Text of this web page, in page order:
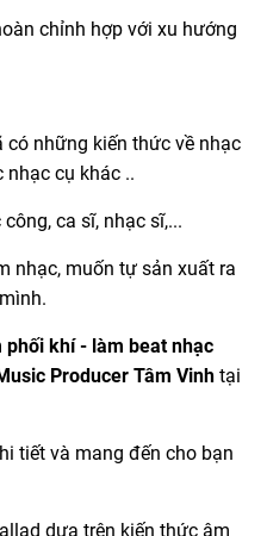
chỉnh hợp với xu hướng
có những kiến thức về nhạc
nhạc cụ khác ..
ca sĩ, nhạc sĩ,...
nhạc, muốn tự sản xuất ra
phối khí - làm beat nhạc
Producer Tâm Vinhtại
tiết và mang đến cho bạn
dựa trên kiến thức âm